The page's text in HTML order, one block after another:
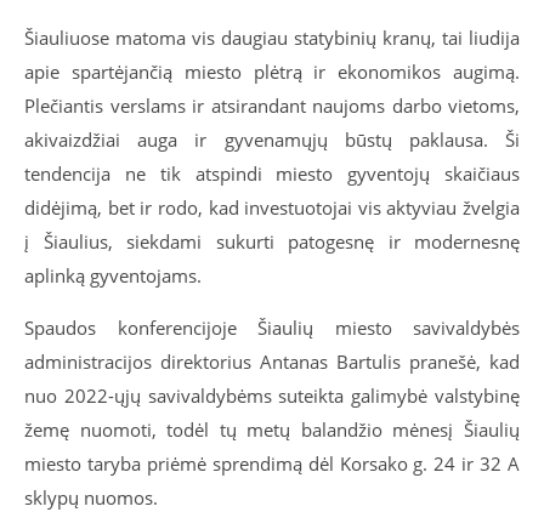
Šiauliuose matoma vis daugiau statybinių kranų, tai liudija
apie spartėjančią miesto plėtrą ir ekonomikos augimą.
Plečiantis verslams ir atsirandant naujoms darbo vietoms,
akivaizdžiai auga ir gyvenamųjų būstų paklausa. Ši
tendencija ne tik atspindi miesto gyventojų skaičiaus
didėjimą, bet ir rodo, kad investuotojai vis aktyviau žvelgia
į Šiaulius, siekdami sukurti patogesnę ir modernesnę
aplinką gyventojams.
Spaudos konferencijoje Šiaulių miesto savivaldybės
administracijos direktorius Antanas Bartulis pranešė, kad
nuo 2022-ųjų savivaldybėms suteikta galimybė valstybinę
žemę nuomoti, todėl tų metų balandžio mėnesį Šiaulių
miesto taryba priėmė sprendimą dėl Korsako g. 24 ir 32 A
sklypų nuomos.